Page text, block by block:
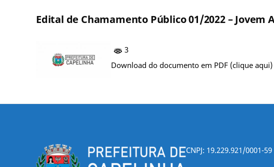
Edital de Chamamento Público 01/2022 – Jovem
3
Download do documento em PDF (clique
CNPJ: 19.229.921/0001-59